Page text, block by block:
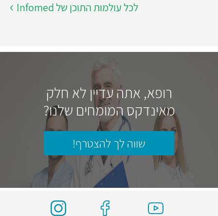
לכל עולמות התוכן של Infomed
רופא, אתה עדיין לא חלק
מאינדקס המומחים שלנו?
שווה לך להצטרף!